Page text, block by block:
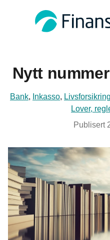
Nytt
Bank, Inkasso,
Lover,
Publisert